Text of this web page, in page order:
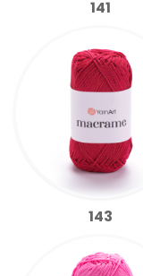
141
143